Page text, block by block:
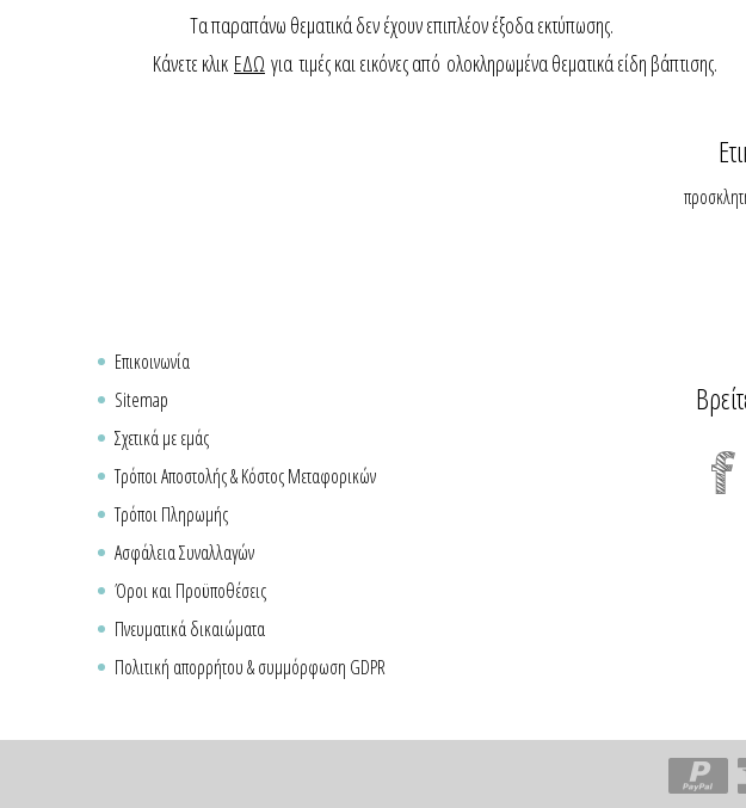
Τα παραπάνω θεματικά δεν έχουν επιπλέον έξοδα εκτύπωσης.
Κάνετε κλικ ΕΔΩ για τιμές και εικόνες από ολοκληρωμένα θεματικά είδη βάπτισης.
Επικοινωνία
Sitemap
Σχετικά με εμάς
Τρόποι Αποστολής & Κόστος Μεταφορικών
Τρόποι Πληρωμής
Ασφάλεια Συναλλαγών
Όροι και Προϋποθέσεις
Πνευματικά δικαιώματα
Πολιτική απορρήτου & συμμόρφωση GDPR